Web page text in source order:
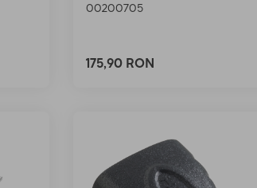
00200705
175,90 RON